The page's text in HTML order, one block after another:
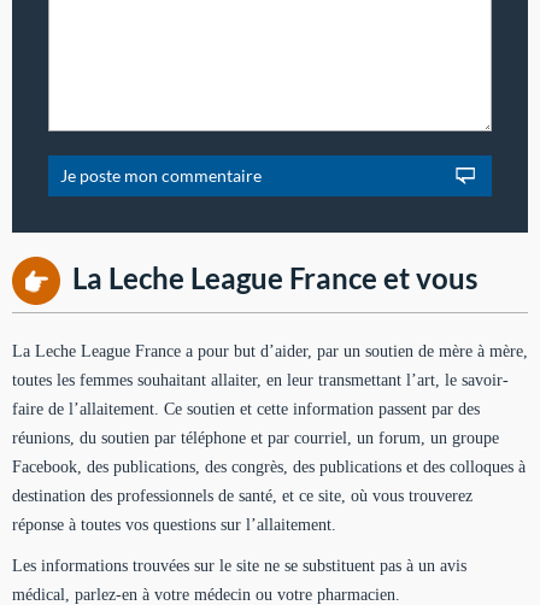
La Leche League France et vous
La Leche League France a pour but d’aider, par un soutien de mère à mère,
toutes les femmes souhaitant allaiter, en leur transmettant l’art, le savoir-
faire de l’allaitement. Ce soutien et cette information passent par des
réunions, du soutien par téléphone et par courriel, un forum, un groupe
Facebook, des publications, des congrès, des publications et des colloques à
destination des professionnels de santé, et ce site, où vous trouverez
réponse à toutes vos questions sur l’allaitement.
Les informations trouvées sur le site ne se substituent pas à un avis
médical, parlez-en à votre médecin ou votre pharmacien.